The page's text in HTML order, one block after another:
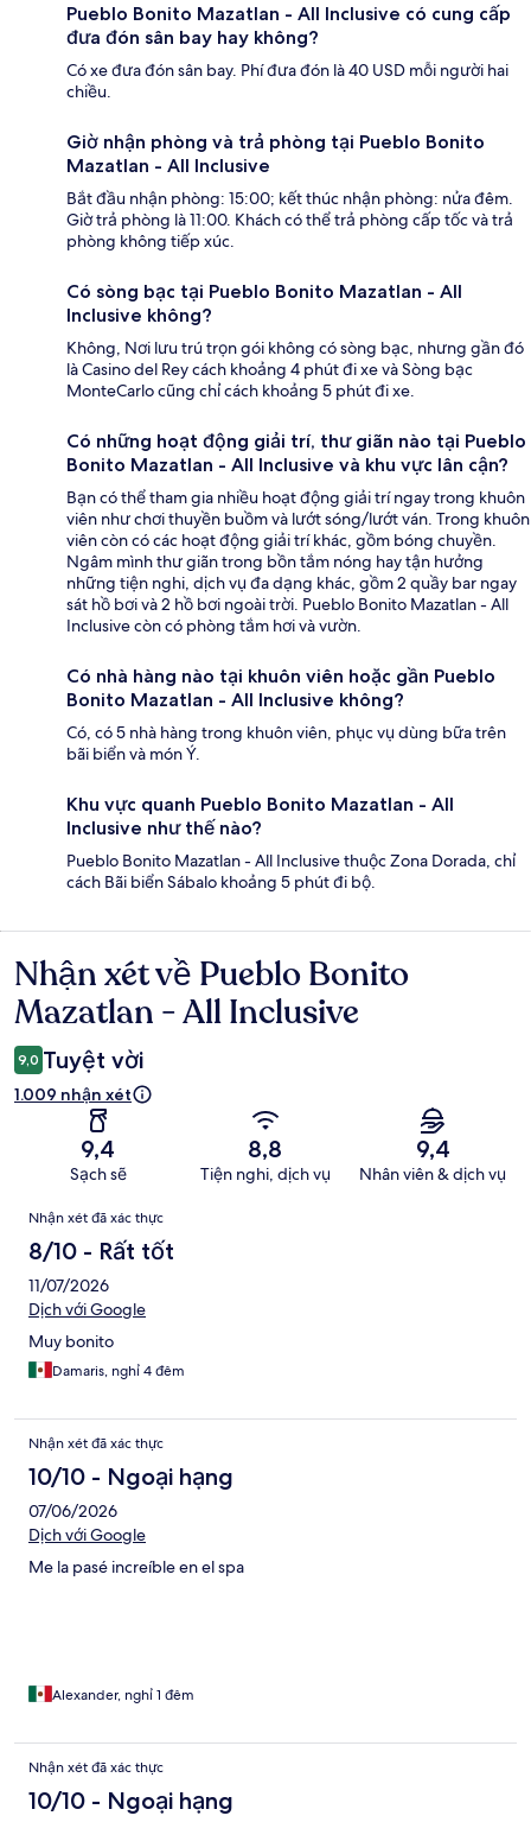
Pueblo Bonito Mazatlan - All Inclusive có cung cấp
đưa đón sân bay hay không?
Có xe đưa đón sân bay. Phí đưa đón là 40 USD mỗi người hai
chiều.
Giờ nhận phòng và trả phòng tại Pueblo Bonito
Mazatlan - All Inclusive
Bắt đầu nhận phòng: 15:00; kết thúc nhận phòng: nửa đêm.
Giờ trả phòng là 11:00. Khách có thể trả phòng cấp tốc và trả
phòng không tiếp xúc.
Có sòng bạc tại Pueblo Bonito Mazatlan - All
Inclusive không?
Không, Nơi lưu trú trọn gói không có sòng bạc, nhưng gần đó
là Casino del Rey cách khoảng 4 phút đi xe và Sòng bạc
MonteCarlo cũng chỉ cách khoảng 5 phút đi xe.
Có những hoạt động giải trí, thư giãn nào tại Pueblo
Bonito Mazatlan - All Inclusive và khu vực lân cận?
Bạn có thể tham gia nhiều hoạt động giải trí ngay trong khuôn
viên như chơi thuyền buồm và lướt sóng/lướt ván. Trong khuôn
viên còn có các hoạt động giải trí khác, gồm bóng chuyền.
Ngâm mình thư giãn trong bồn tắm nóng hay tận hưởng
những tiện nghi, dịch vụ đa dạng khác, gồm 2 quầy bar ngay
sát hồ bơi và 2 hồ bơi ngoài trời. Pueblo Bonito Mazatlan - All
Inclusive còn có phòng tắm hơi và vườn.
Có nhà hàng nào tại khuôn viên hoặc gần Pueblo
Bonito Mazatlan - All Inclusive không?
Có, có 5 nhà hàng trong khuôn viên, phục vụ dùng bữa trên
bãi biển và món Ý.
Khu vực quanh Pueblo Bonito Mazatlan - All
Inclusive như thế nào?
Pueblo Bonito Mazatlan - All Inclusive thuộc Zona Dorada, chỉ
cách Bãi biển Sábalo khoảng 5 phút đi bộ.
Nhận
xét
Nhận xét về Pueblo Bonito
Mazatlan - All Inclusive
9,0 Tuyệt vời
1.009 nhận xét
9,4
Sạch sẽ
8,8
Tiện nghi, dịch vụ
9,4
Nhân viên & dịch vụ
Nhận
xét
Nhận xét đã xác thực
8/10 - Rất tốt
11/07/2026
Dịch với Google
Muy bonito
Damaris, nghỉ 4 đêm
Nhận xét đã xác thực
10/10 - Ngoại hạng
07/06/2026
Dịch với Google
Me la pasé increíble en el spa
Alexander, nghỉ 1 đêm
Nhận xét đã xác thực
10/10 - Ngoại hạng